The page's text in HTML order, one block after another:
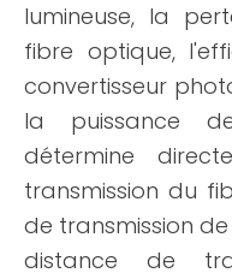
lumineuse, la
fibre optique,
convertisseur
la puissance
détermine
transmission du
de transmission
distance de